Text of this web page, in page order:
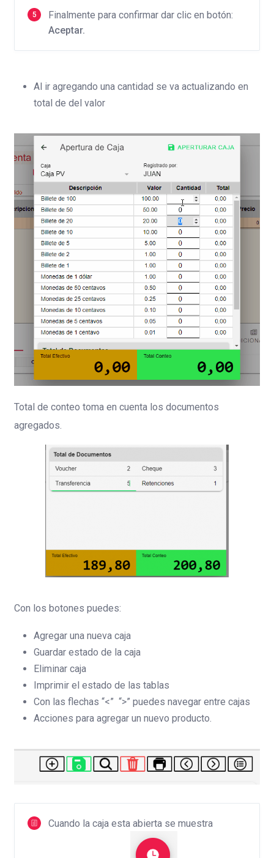
Finalmente para confirmar dar clic en botón:
Aceptar.
Al ir agregando una cantidad se va actualizando en
total de del valor
Total de conteo toma en cuenta los documentos
agregados.
Con los botones puedes:
Agregar una nueva caja
Guardar estado de la caja
Eliminar caja
Imprimir el estado de las tablas
Con las flechas “<” “>” puedes navegar entre cajas
Acciones para agregar un nuevo producto.
Cuando la caja esta abierta se muestra